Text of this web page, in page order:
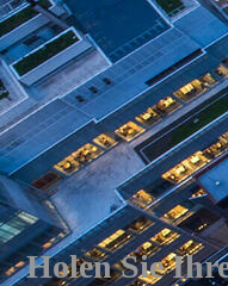
Holen Sie